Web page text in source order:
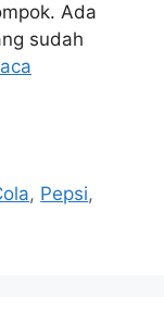
Ada
sudah
, Pepsi,